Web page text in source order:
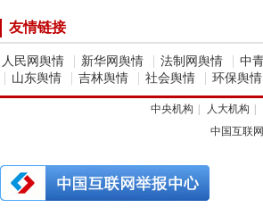
友情链接
人民网舆情 | 新华网舆情 | 法制网舆情 | 中
| 山东舆情 | 吉林舆情 | 社会舆情 | 环保舆情
中央机构 人大机构
中国互联